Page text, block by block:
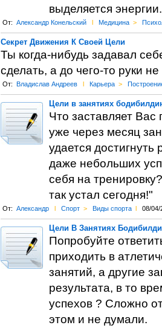
выделяется энергии.
От: Александр Конельский l Медицина >
Секрет Движения К Своей Цели
Ты когда-нибудь задавал
сделать, а до чего-то руки
От: Владислав Андреев l Карьера >
Цели в занятиях
Что заставляет
уже через месяц
удается достигнуть
даже небольших
себя на
так устал сегодня!"
От: Александр l Спорт > Виды спорта l 08/04/
Цели В Занятиях
Попробуйте
приходить в
занятий, а другие
результата, в то
успехов ? Сложно
этом и не думали.